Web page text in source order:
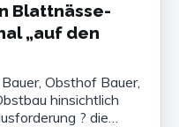
Blattnässe-
„auf den
Obsthof Bauer,
? die